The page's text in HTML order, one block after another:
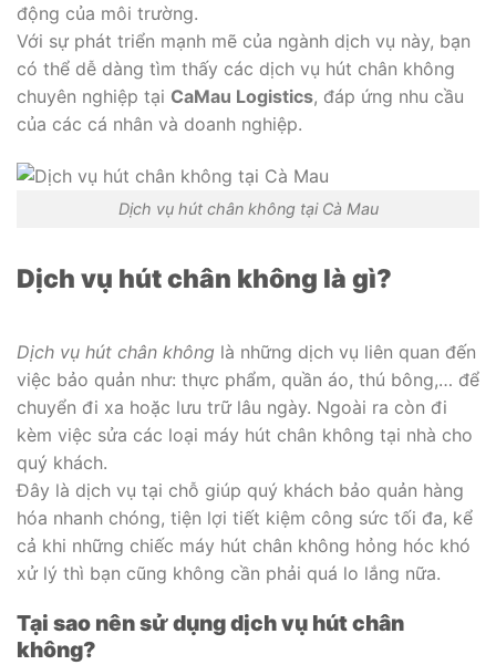
động của môi trường.
Với sự phát triển mạnh mẽ của ngành dịch vụ này, bạn
có thể dễ dàng tìm thấy các dịch vụ hút chân không
chuyên nghiệp tại CaMau Logistics, đáp ứng nhu cầu
của các cá nhân và doanh nghiệp.
Dịch vụ hút chân không tại Cà Mau
Dịch vụ hút chân không là gì?
Dịch vụ hút chân không là những dịch vụ liên quan đến
việc bảo quản như: thực phẩm, quần áo, thú bông,… để
chuyển đi xa hoặc lưu trữ lâu ngày. Ngoài ra còn đi
kèm việc sửa các loại máy hút chân không tại nhà cho
quý khách.
Đây là dịch vụ tại chỗ giúp quý khách bảo quản hàng
hóa nhanh chóng, tiện lợi tiết kiệm công sức tối đa, kể
cả khi những chiếc máy hút chân không hỏng hóc khó
xử lý thì bạn cũng không cần phải quá lo lắng nữa.
Tại sao nên sử dụng dịch vụ hút chân
không?